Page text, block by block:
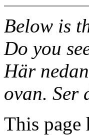
Below is
Do you
Här
ovan. Ser
This page